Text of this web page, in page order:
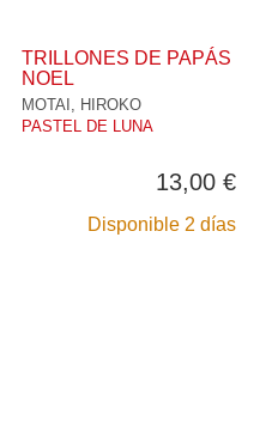
TRILLONES DE PAPÁS
NOEL
MOTAI, HIROKO
PASTEL DE LUNA
13,00 €
Disponible 2 días